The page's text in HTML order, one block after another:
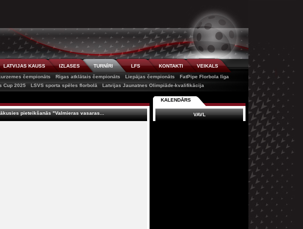
LATVIJAS KAUSS IZLASES TURNĪRI LFS KONTAKTI
VEIKALS
čempionāts Rīgas atklātais čempionāts Liepājas čempionāts
FatPipe Florbola līga
Cup 2025 LSVS sporta spēles florbolā Latvijas Jaunatnes Olimpiāde-kvalifikācija
pieteikšanās "Valmieras vasaras...
KALENDĀRS
VAVL